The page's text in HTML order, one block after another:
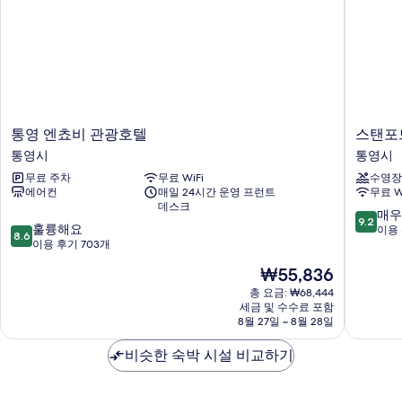
통
영
엔
쵸
비
광
호
통영 엔쵸비 관광호텔
통영시
무료 주차
무료 WiFi
에어컨
매일 24시간 운영 프런트
데스크
10
점
훌
8.6 훌륭해요
이용 후기 703개
현
재
요
금
₩55,836
₩55,836
총 요금: ₩68,444
세금 및 수수료 포함
8월 27일 ~ 8월 28일
스
탠
포
드
호
텔
앤
영
스탠
통영시
수영장
무료
10
점
우
9.2 매
이용
비슷한 숙박 시설 비교하기